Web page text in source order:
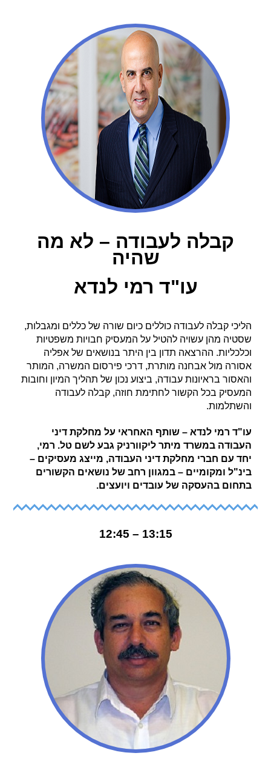
קבלה לעבודה – לא מה
שהיה
עו"ד רמי לנדא
הליכי קבלה לעבודה כוללים כיום שורה של כללים ומגבלות,
שסטיה מהן עשויה להטיל על המעסיק חבויות משפטיות
וכלכליות. ההרצאה תדון בין היתר בנושאים של אפליה
אסורה מול אבחנה מותרת, דרכי פירסום המשרה, המותר
והאסור בראיונות עבודה, ביצוע נכון של תהליך המיון וחובות
המעסיק בכל הקשור לחתימת חוזה, קבלה לעבודה
והשתלמות.
עו"ד רמי לנדא – שותף האחראי על מחלקת דיני
העבודה במשרד מיתר ליקוורניק גבע לשם טל. רמי,
יחד עם חברי מחלקת דיני העבודה, מייצג מעסיקים –
בינ"ל ומקומיים – במגוון רחב של נושאים הקשורים
בתחום בהעסקה של עובדים ויועצים.
13:15 – 12:45